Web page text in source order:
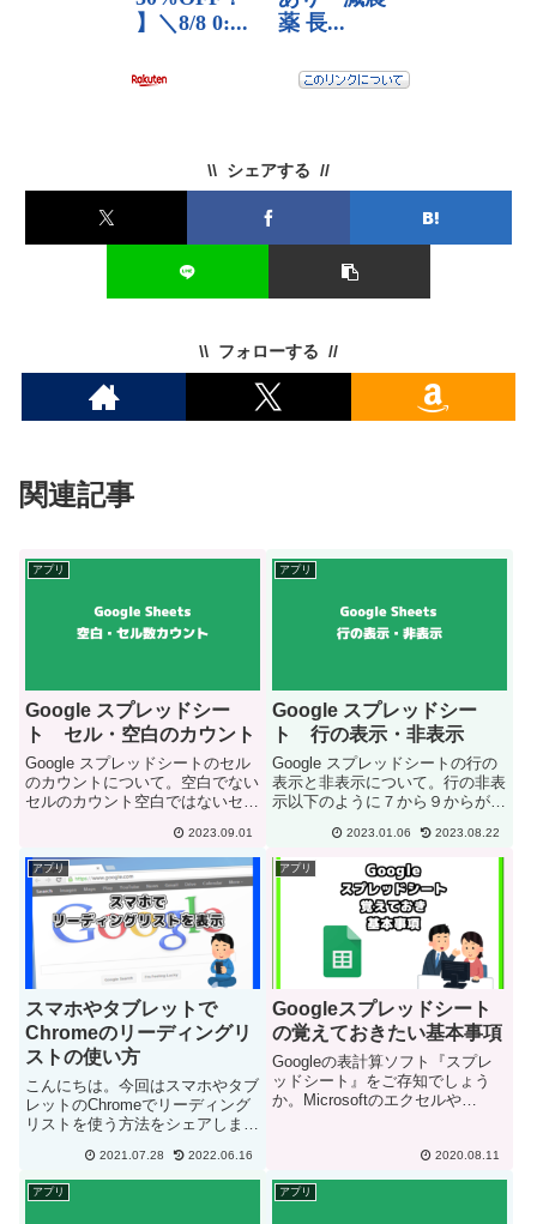
シェアする
フォローする
関連記事
アプリ
Google スプレッドシー
ト セル・空白のカウント
Google スプレッドシートのセル
のカウントについて。空白でない
セルのカウント空白ではないセル
します。=COUNTA(範囲)上記の
セルの場合はA2からD2の範囲で
空白でないセルの数をカウントし
ます。F2...
2023.09.01
アプリ
Google スプレッドシー
ト 行の表示・非表示
Google スプレッドシートの行の
表示と非表示について。行の非表
示以下のように７から９からが非
除非表示になった行の前後の行に
三角マークが付いています。この
三角マークをクリックすると非表
示が解除になります。
2023.01.06 2023.08.22
アプリ
スマホやタブレットで
Chromeのリーディングリ
ストの使い方
こんにちは。今回はスマホやタブ
レットのChromeでリーディング
リストを使う方法をシェアしま
リストリーディングリストは下記
の記事でも紹介しましたが、一時
的に保存したいサイトのリストで
2021.07.28 2022.06.16
アプリ
Googleスプレッドシート
の覚えておきたい基本事項
Googleの表計算ソフト『スプレ
ッドシート』をご存知でしょう
か。Microsoftのエクセルや
ファイルはGoogleのサーバー上
で保存され、ソフトはWebブラウ
ザ...
2020.08.11
アプリ アプリ